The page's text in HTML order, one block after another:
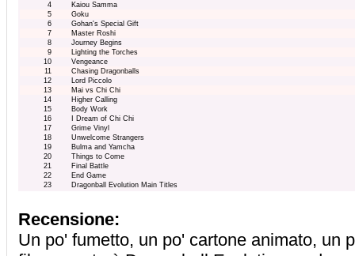
4
Kaiou Samma
5
Goku
6
Gohan's Special Gift
7
Master Roshi
8
Journey Begins
9
Lighting the Torches
10
Vengeance
11
Chasing Dragonballs
12
Lord Piccolo
13
Mai vs Chi Chi
14
Higher Calling
15
Body Work
16
I Dream of Chi Chi
17
Grime Vinyl
18
Unwelcome Strangers
19
Bulma and Yamcha
20
Things to Come
21
Final Battle
22
End Game
23
Dragonball Evolution Main Titles
Recensione:
Un po' fumetto, un po' cartone animato, un